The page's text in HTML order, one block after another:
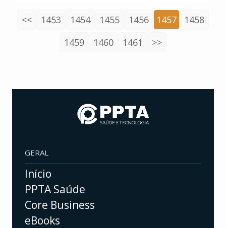
<< 1453 1454 1455 1456 1457
1458
1459
1460 1461 >>
GERAL
Início
PPTA Saúde
Core Business
eBooks